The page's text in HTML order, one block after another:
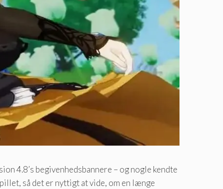
4.8’s begivenhedsbannere – og nogle kendte
så det er nyttigt at vide, om en længe